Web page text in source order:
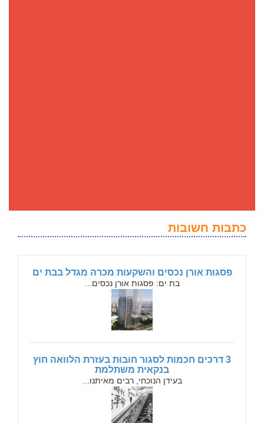
כתבות חשובות
פסגות אורן נכסים והשקעות מכרה מגדל בבת ים
בת ים: פסגות אורן נכסים...
3 דרכים חכמות לסגור חובות בעזרת הלוואה חוץ
בנקאית משתלמת
בעידן הנוכחי, רבים מאיתנו...